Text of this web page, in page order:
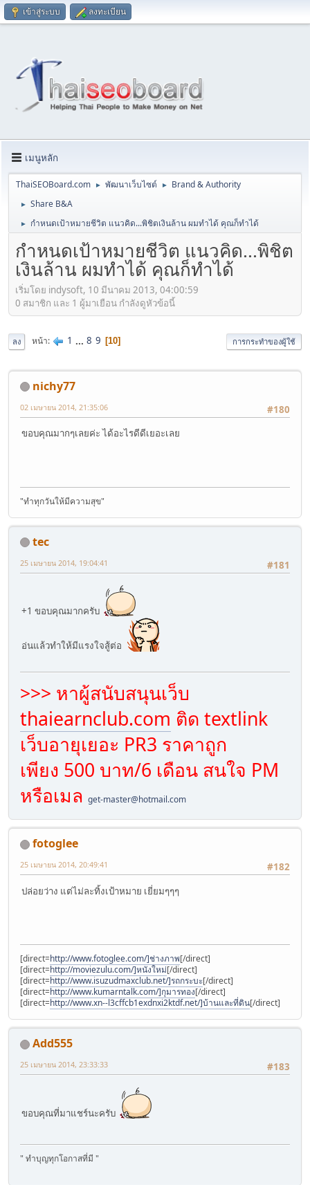
เข้าสู่ระบบ ลงทะเบียน
เมนูหลัก
ThaiSEOBoard.com ► พัฒนาเว็บไซต์ ► Brand & Authority
► Share B&A
► กำหนดเป้าหมายชีวิต แนวคิด...พิชิตเงินล้าน ผมทำได้ คุณก็ทำได้
กำหนดเป้าหมายชีวิต แนวคิด...พิชิต
เงินล้าน ผมทำได้ คุณก็ทำได้
เริ่มโดย indysoft, 10 มีนาคม 2013, 04:00:59
0 สมาชิก และ 1 ผู้มาเยือน กำลังดูหัวข้อนี้
ลง หน้า 1 ... 8 9 10 การกระทำของผู้ใช้
nichy77
#180
02 เมษายน 2014, 21:35:06
ขอบคุณมากๆเลยค่ะ ได้อะไรดีดีเยอะเลย
"ทำทุกวันให้มีความสุข"
tec
#181
25 เมษายน 2014, 19:04:41
+1 ขอบคุณมากครับ
อ่นแล้วทำให้มีแรงใจสู้ต่อ
>>> หาผู้สนับสนุนเว็บ
thaiearnclub.com ติด textlink
เว็บอายุเยอะ PR3 ราคาถูก
เพียง 500 บาท/6 เดือน สนใจ PM
หรือเมล get-master@hotmail.com
fotoglee
#182
25 เมษายน 2014, 20:49:41
ปล่อยว่าง แต่ไม่ละทิ้งเป้าหมาย เยี่ยมๆๆๆ
[direct=http://www.fotoglee.com/]ช่างภาพ[/direct]
[direct=http://moviezulu.com/]หนังใหม่[/direct]
[direct=http://www.isuzudmaxclub.net/]รถกระบะ[/direct]
[direct=http://www.kumarntalk.com/]กุมารทอง[/direct]
[direct=http://www.xn--l3cffcb1exdnxi2ktdf.net/]บ้านและที่ดิน[/direct]
Add555
#183
25 เมษายน 2014, 23:33:33
ขอบคุณที่มาแชร์นะครับ
" ทำบุญทุกโอกาสที่มี "